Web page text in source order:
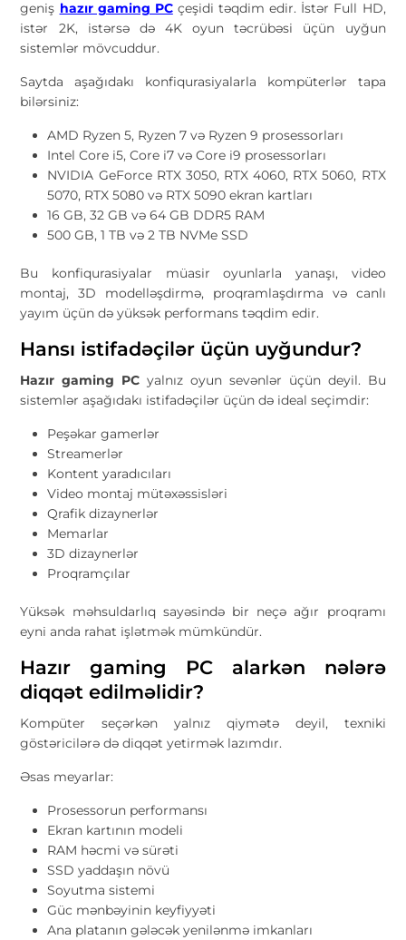
geniş hazır gaming PCçeşidi təqdim edir. İstər Full HD,
istər 2K, istərsə də 4K oyun təcrübəsi üçün uyğun
sistemlər mövcuddur.
Saytda aşağıdakı konfiqurasiyalarla kompüterlər tapa
bilərsiniz:
AMD Ryzen 5, Ryzen 7 və Ryzen 9 prosessorları
Intel Core i5, Core i7 və Core i9 prosessorları
NVIDIA GeForce RTX 3050, RTX 4060, RTX 5060, RTX
5070, RTX 5080 və RTX 5090 ekran kartları
16 GB, 32 GB və 64 GB DDR5 RAM
500 GB, 1 TB və 2 TB NVMe SSD
Bu konfiqurasiyalar müasir oyunlarla yanaşı, video
montaj, 3D modelləşdirmə, proqramlaşdırma və canlı
yayım üçün də yüksək performans təqdim edir.
Hansı istifadəçilər üçün uyğundur?
Hazır gaming PC yalnız oyun sevənlər üçün deyil. Bu
sistemlər aşağıdakı istifadəçilər üçün də ideal seçimdir:
Peşəkar gamerlər
Streamerlər
Kontent yaradıcıları
Video montaj mütəxəssisləri
Qrafik dizaynerlər
Memarlar
3D dizaynerlər
Proqramçılar
Yüksək məhsuldarlıq sayəsində bir neçə ağır proqramı
eyni anda rahat işlətmək mümkündür.
Hazır gaming PC alarkən nələrə
diqqət edilməlidir?
Kompüter seçərkən yalnız qiymətə deyil, texniki
göstəricilərə də diqqət yetirmək lazımdır.
Əsas meyarlar:
Prosessorun performansı
Ekran kartının modeli
RAM həcmi və sürəti
SSD yaddaşın növü
Soyutma sistemi
Güc mənbəyinin keyfiyyəti
Ana platanın gələcək yenilənmə imkanları